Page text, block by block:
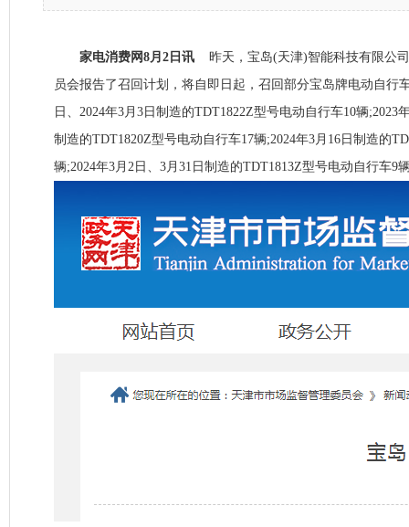
家电消费网8月2日讯
昨天，宝岛(天津)智能科技有限公
员会报告了召回计划，将自即日起，召回部分宝岛牌电动自行
日、2024年3月3日制造的TDT1822Z型号电动自行车10辆;2023
制造的TDT1820Z型号电动自行车17辆;2024年3月16日制造的
辆;2024年3月2日、3月31日制造的TDT1813Z型号电动自行车9